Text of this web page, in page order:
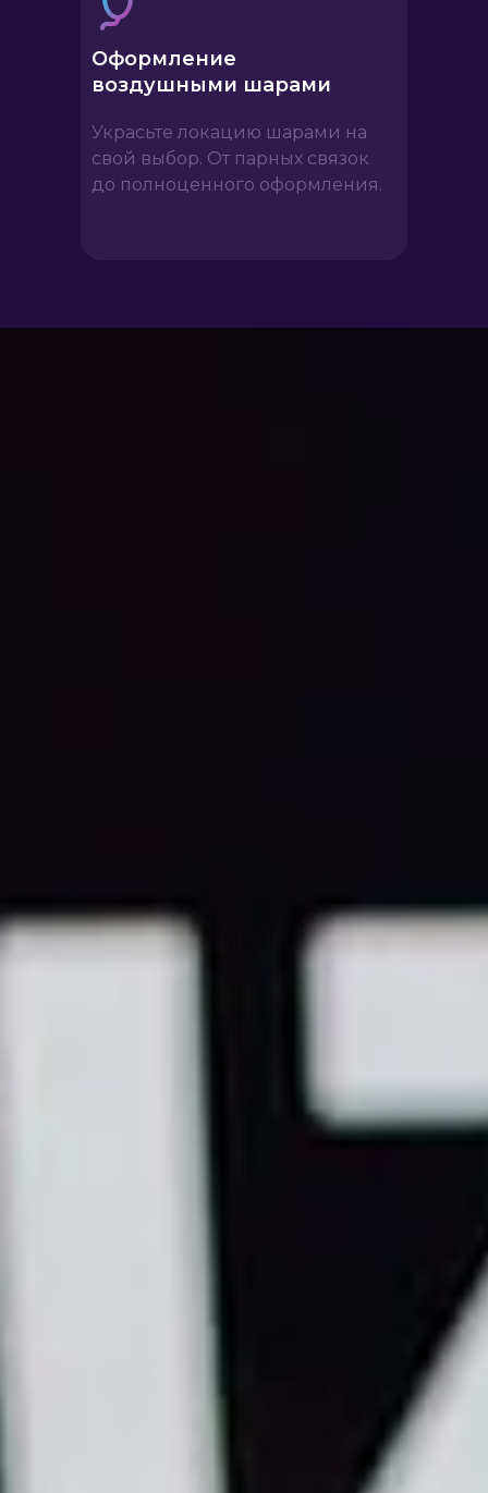
Оформление
воздушными шарами
Украсьте локацию шарами на
свой выбор. От парных связок
до полноценного оформления.